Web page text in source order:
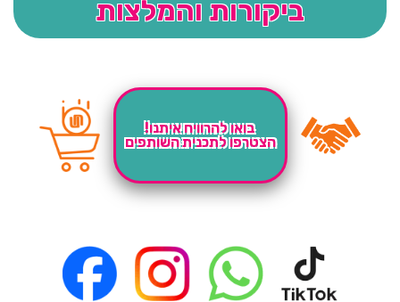
ביקורות והמלצות
בואו להרוויח איתנו!
הצטרפו לתכנית השותפים